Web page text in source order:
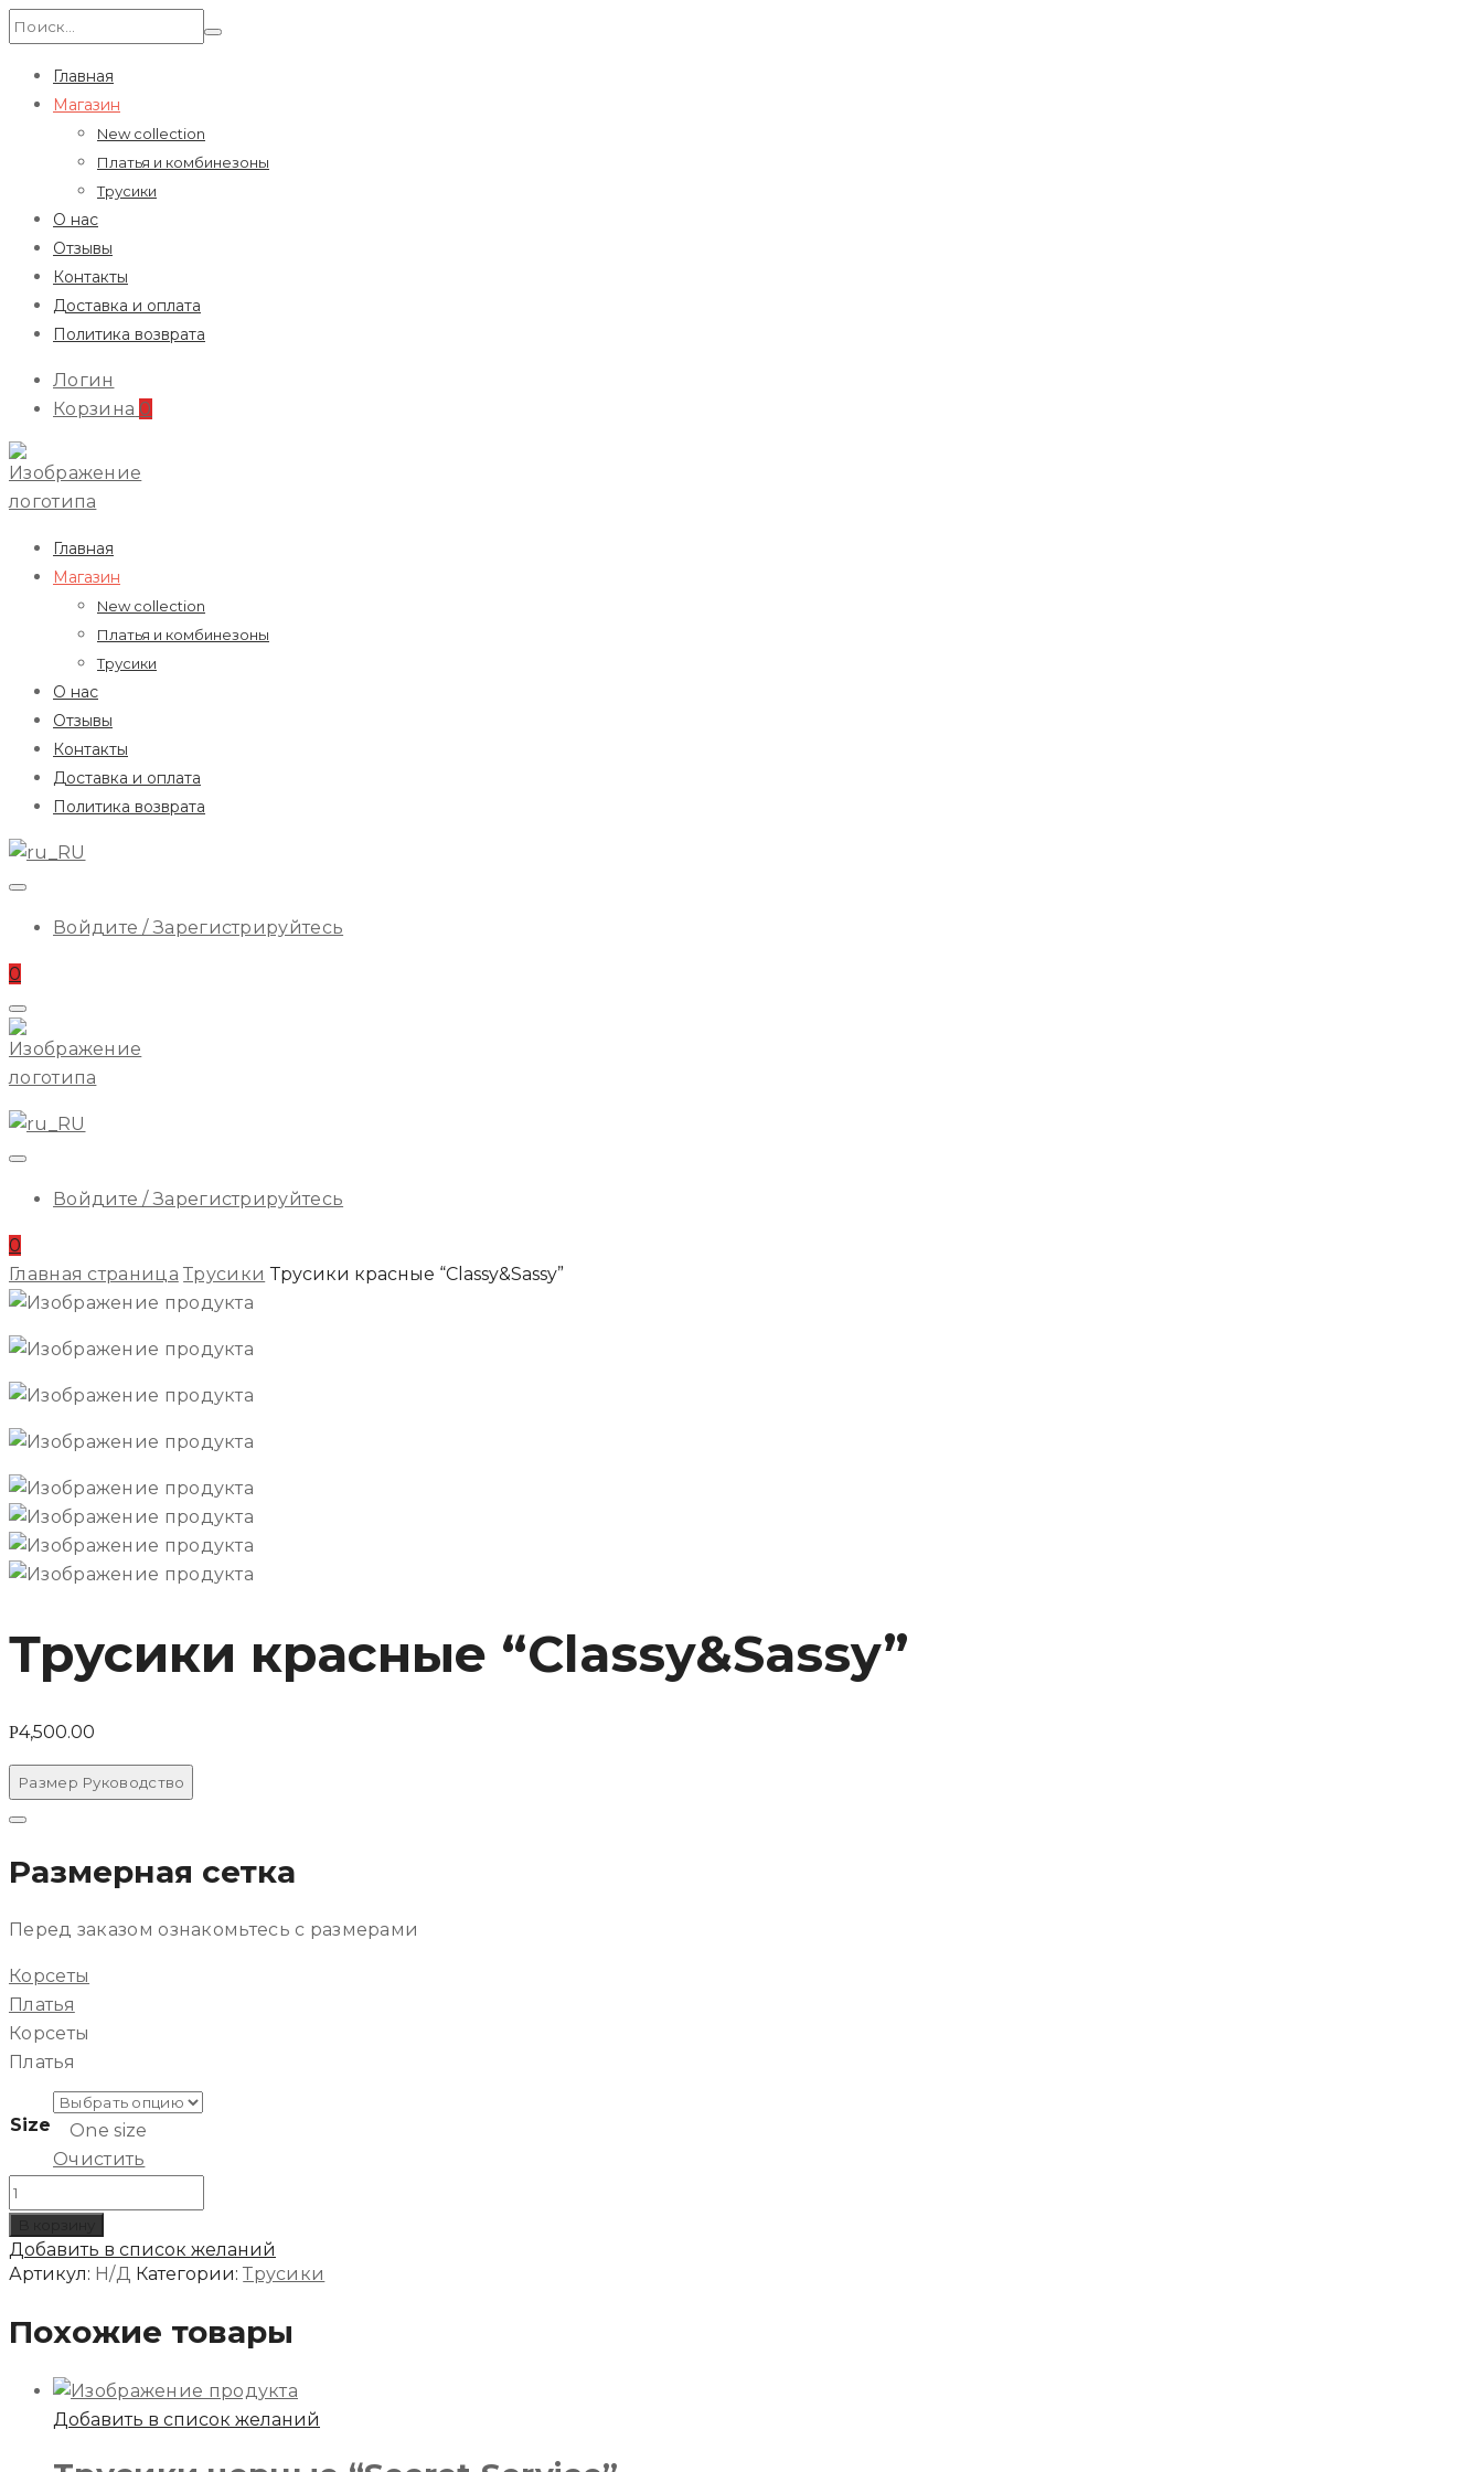
Искать:
Главная
Магазин
New collection
Платья и комбинезоны
Трусики
О нас
Отзывы
Контакты
Доставка и оплата
Политика возврата
Логин
Корзина 0
Начальное
Меню
Главная
Магазин
New collection
Платья и комбинезоны
Трусики
О нас
Отзывы
Контакты
Доставка и оплата
Политика возврата
Войдите / Зарегистрируйтесь
0
Начальное
Меню
ILA
Войдите / Зарегистрируйтесь
0
Главная страница Трусики Трусики красные “Classy&Sassy”
Трусики красные “Classy&Sassy”
Р4,500.00
Размер Руководство
Размерная сетка
Перед заказом ознакомьтесь с размерами
Корсеты
Платья
Корсеты
Платья
Size
One size
Очистить
Количество
товара
Трусики
красные
Добавить в список желаний
Артикул: Н/Д Категории:Трусики
Похожие товары
Добавить в список желаний